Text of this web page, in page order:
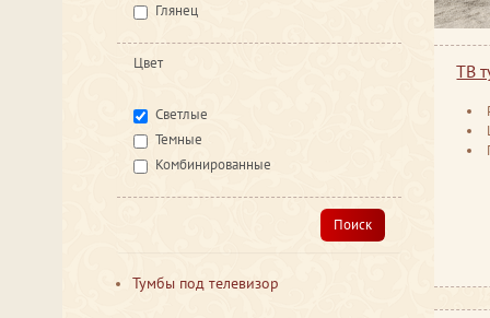
Глянец
Цвет
Светлые
Темные
Комбинированные
Поиск
Тумбы под телевизор
ТВ